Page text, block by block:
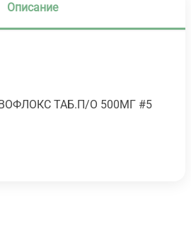
Описание
ТАБ.П/О 500МГ #5